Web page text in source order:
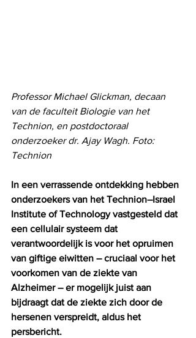
Professor Michael Glickman, decaan
van de faculteit Biologie van het
Technion, en postdoctoraal
onderzoeker dr. Ajay Wagh. Foto:
Technion
In een verrassende ontdekking hebben
onderzoekers van het Technion–Israel
Institute of Technology vastgesteld dat
een cellulair systeem dat
verantwoordelijk is voor het opruimen
van giftige eiwitten – cruciaal voor het
voorkomen van de ziekte van
Alzheimer – er mogelijk juist aan
bijdraagt ​​dat de ziekte zich door de
hersenen verspreidt, aldus het
persbericht.